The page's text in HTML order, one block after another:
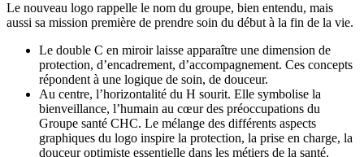
Le nouveau logo rappelle le nom du groupe, bien entendu, mais
aussi sa mission première de prendre soin du début à la fin de la vie.
Le double C en miroir laisse apparaître une dimension de
protection, d’encadrement, d’accompagnement. Ces concepts
répondent à une logique de soin, de douceur.
Au centre, l’horizontalité du H sourit. Elle symbolise la
bienveillance, l’humain au cœur des préoccupations du
Groupe santé CHC. Le mélange des différents aspects
graphiques du logo inspire la protection, la prise en charge, la
douceur optimiste essentielle dans les métiers de la santé.